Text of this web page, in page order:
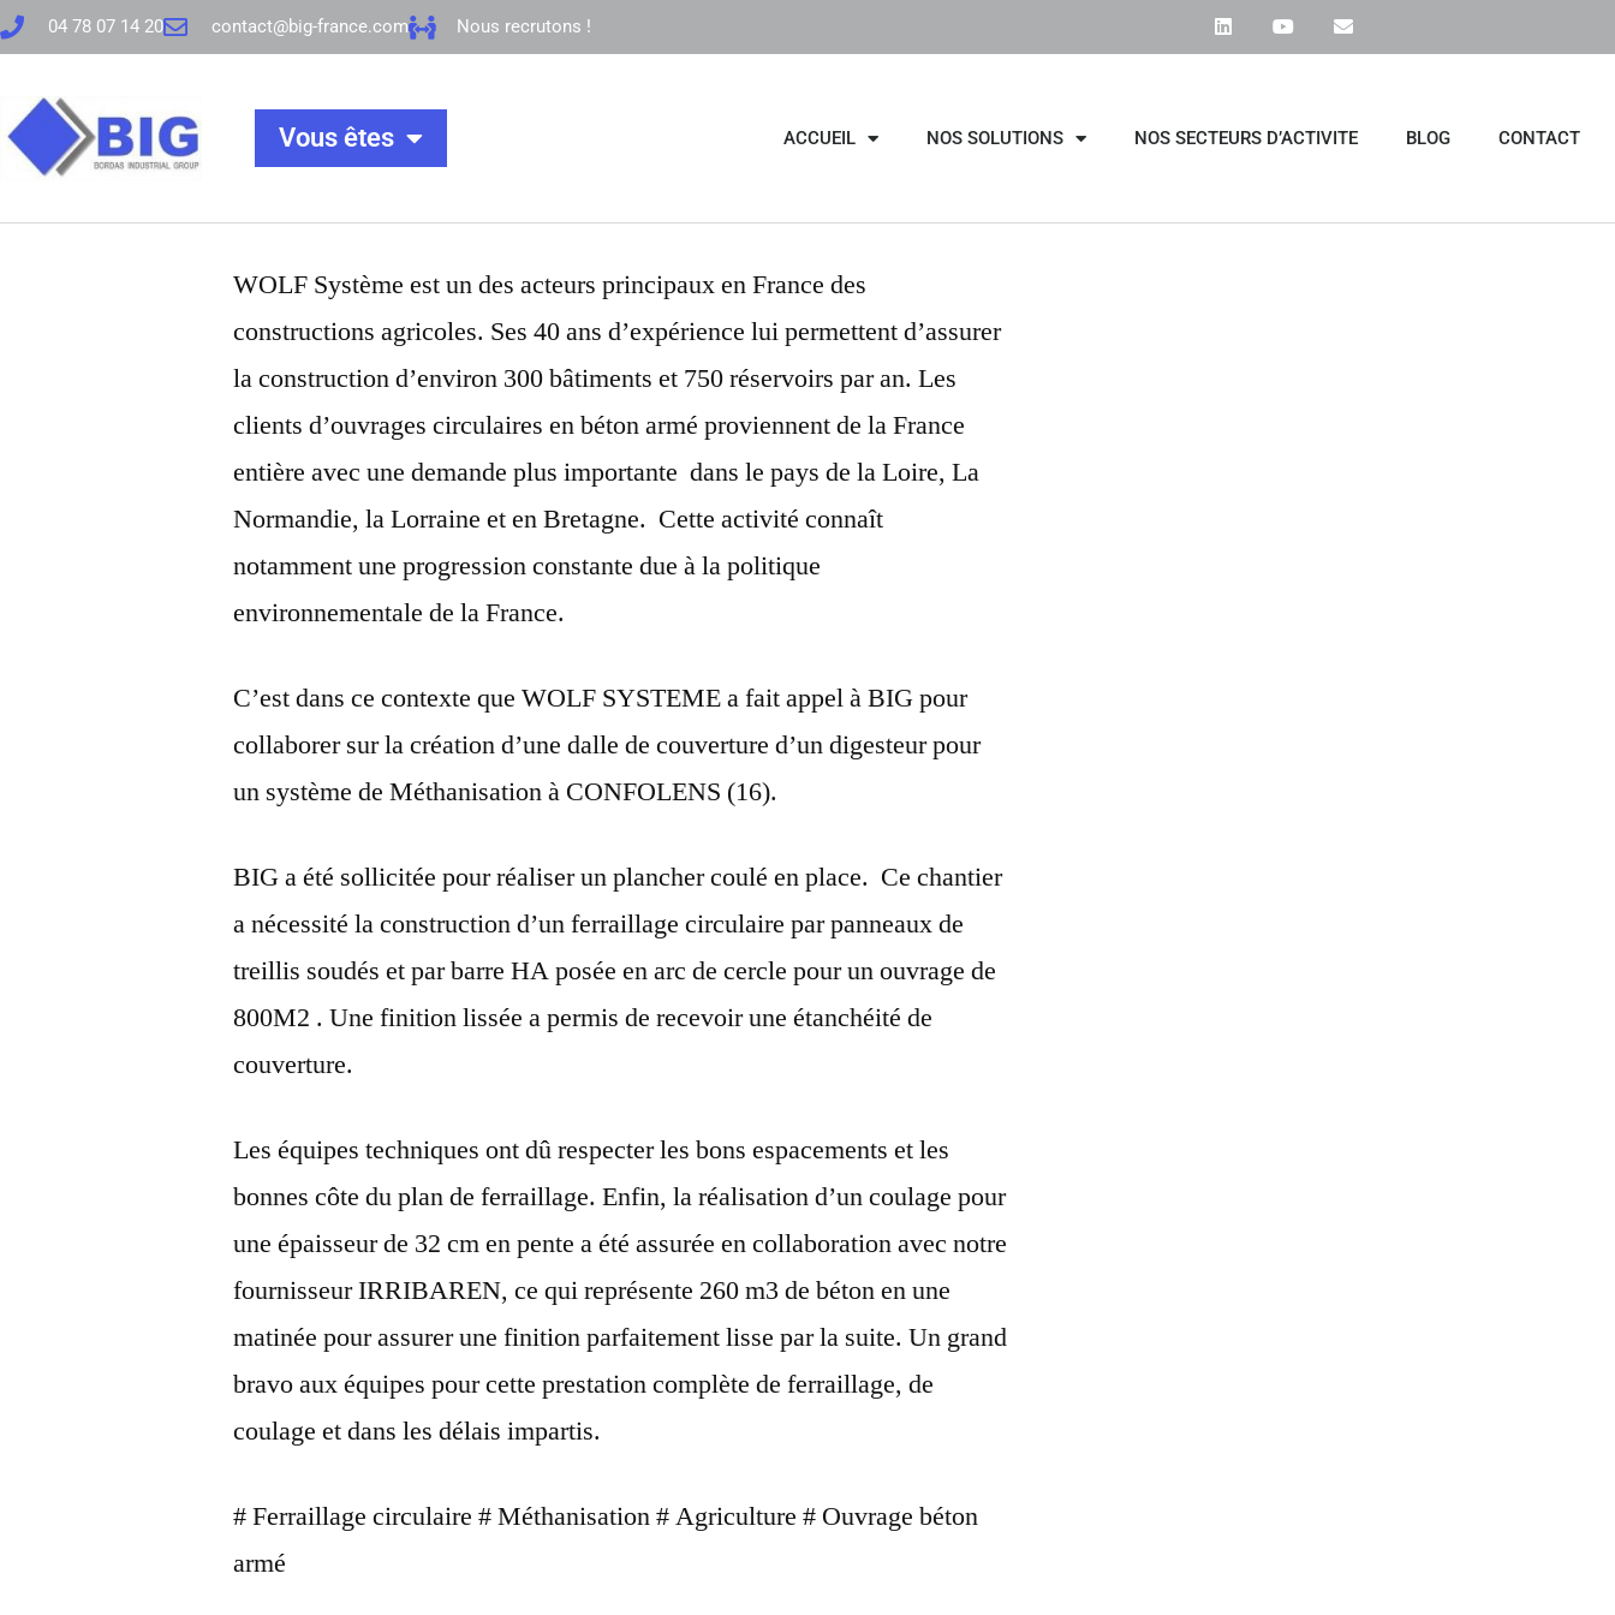
04 78 07 14 20 contact@big-france.com Nous recrutons !
Vous êtes ACCUEIL NOS SOLUTIONS NOS SECTEURS D’ACTIVITE BLOG CONTACT
WOLF Système est un des acteurs principaux en France des
constructions agricoles. Ses 40 ans d’expérience lui permettent d’assurer
la construction d’environ 300 bâtiments et 750 réservoirs par an. Les
clients d’ouvrages circulaires en béton armé proviennent de la France
entière avec une demande plus importante dans le pays de la Loire, La
Normandie, la Lorraine et en Bretagne. Cette activité connaît
notamment une progression constante due à la politique
environnementale de la France.
C’est dans ce contexte que WOLF SYSTEME a fait appel à BIG pour
collaborer sur la création d’une dalle de couverture d’un digesteur pour
un système de Méthanisation à CONFOLENS (16).
BIG a été sollicitée pour réaliser un plancher coulé en place. Ce chantier
a nécessité la construction d’un ferraillage circulaire par panneaux de
treillis soudés et par barre HA posée en arc de cercle pour un ouvrage de
800M2 . Une finition lissée a permis de recevoir une étanchéité de
couverture.
Les équipes techniques ont dû respecter les bons espacements et les
bonnes côte du plan de ferraillage. Enfin, la réalisation d’un coulage pour
une épaisseur de 32 cm en pente a été assurée en collaboration avec notre
fournisseur IRRIBAREN, ce qui représente 260 m3 de béton en une
matinée pour assurer une finition parfaitement lisse par la suite. Un grand
bravo aux équipes pour cette prestation complète de ferraillage, de
coulage et dans les délais impartis.
# Ferraillage circulaire # Méthanisation # Agriculture # Ouvrage béton
armé